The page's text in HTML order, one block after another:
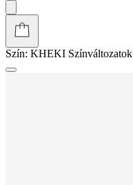
Szín: KHEKI Színváltozatok